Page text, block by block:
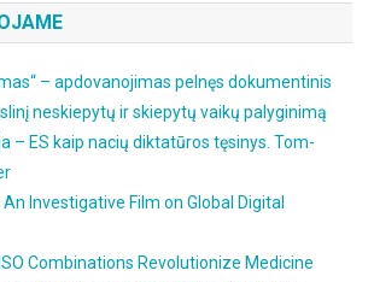
– apdovanojimas pelnęs dokumentinis
neskiepytų ir skiepytų vaikų palyginimą
– ES kaip nacių diktatūros tęsinys. Tom-
Investigative Film on Global Digital
Combinations Revolutionize Medicine